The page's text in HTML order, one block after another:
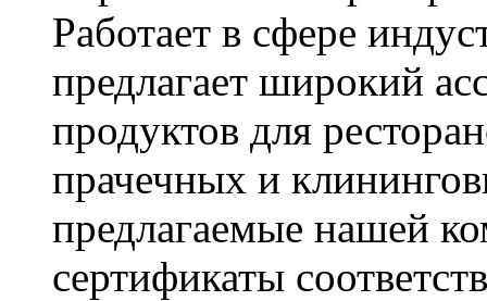
Работает в сфере
предлагает широкий
продуктов для
прачечных и
предлагаемые нашей
сертификаты